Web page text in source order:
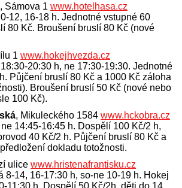
Sámova 1 www.hotelhasa.cz
12, 16-18 h. Jednotné vstupné 60
80 Kč. Broušení bruslí 80 Kč (nové
1 www.hokejhvezda.cz
20:30 h, ne 17:30-19:30. Jednotné
Půjčení bruslí 80 Kč a 1000 Kč záloha
Broušení bruslí 50 Kč (nové nebo
100 Kč).
, Mikuleckého 1584 www.hckobra.cz
14:45-16:45 h. Dospělí 100 Kč/2 h,
40 Kč/2 h. Půjčení bruslí 80 Kč a
dokladu totožnosti.
ulice www.hristenafrantisku.cz
8-14, 16-17:30 h, so-ne 10-19 h. Hokej
11:30 h. Dospělí 50 Kč/2h, děti do 14